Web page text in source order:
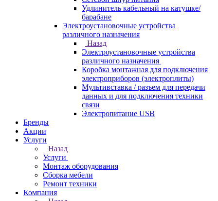
Удлинитель кабельный на катушке/
барабане
Электроустановочные устройства
различного назначения
Назад
Электроустановочные устройства
различного назначения
Коробка монтажная для подключения
электроприборов (электроплиты)
Мультивставка / разъем для передачи
данных и для подключения техники
связи
Электропитание USB
Бренды
Акции
Услуги
Назад
Услуги
Монтаж оборудования
Сборка мебели
Ремонт техники
Компания